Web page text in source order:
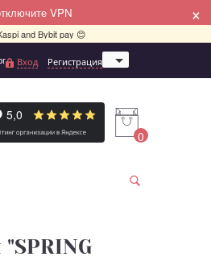
VPN ×
and Bybit pay 😊
Вход Регистрация
0